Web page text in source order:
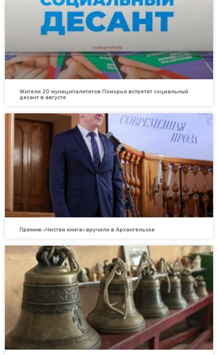
Жители 20 муниципалитетов Поморья встретят социальный
десант в августе
Премию «Чистая книга» вручили в Архангельске